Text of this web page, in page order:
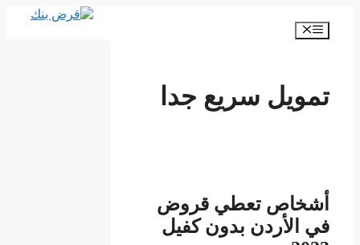
المحتوى
القائمة
تمويل سريع جدا
أشخاص تعطي قروض
في الأردن بدون كفيل